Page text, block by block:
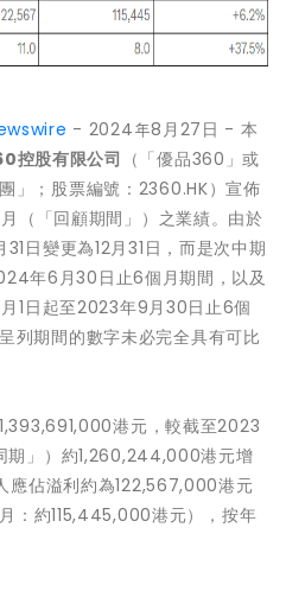
- 2024年8月27日 - 本
控股有限公司 （「優品360」或
」；股票編號：2360.HK）宣佈
（「回顧期間」）之業績。由於
日變更為12月31日，而是次中期
年6月30日止6個月期間，以及
1日起至2023年9月30日止6個
列期間的數字未必完全具有可比
港元，較截至2023
期」）約1,260,244,000港元增
應佔溢利約為122,567,000港元
：約115,445,000港元），按年